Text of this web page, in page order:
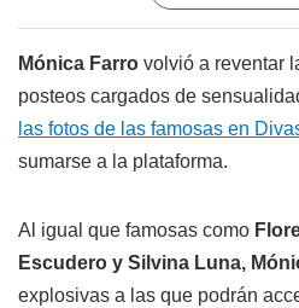
Mónica Farro volvió a reventar
posteos cargados de
las fotos de las famosas en
sumarse a la plataforma.
Al igual que famosas como
Escudero y Silvina Luna,
explosivas a las que podrán